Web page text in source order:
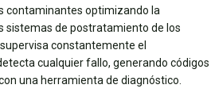
contaminantes optimizando la
sistemas de postratamiento de los
constantemente el
cualquier fallo, generando códigos
una herramienta de diagnóstico.